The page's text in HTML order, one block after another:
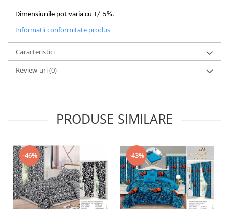
Dimensiunile pot varia cu +/-5%.
Informatii conformitate produs
Caracteristici
Review-uri(0)
PRODUSE SIMILARE
-46% -43%